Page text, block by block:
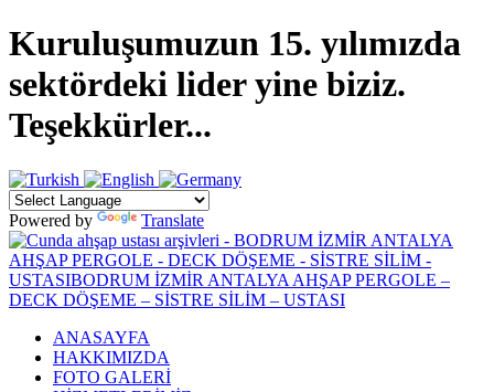
Kuruluşumuzun 15. yılımızda
sektördeki lider yine biziz.
Teşekkürler...
Powered by Translate
ANASAYFA
HAKKIMIZDA
FOTO GALERİ